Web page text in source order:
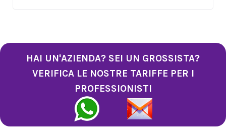
HAI UN'AZIENDA? SEI UN GROSSISTA?
VERIFICA LE NOSTRE TARIFFE PER I
PROFESSIONISTI